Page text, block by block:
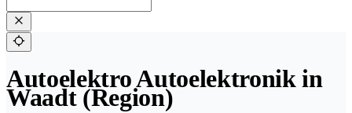
Autoelektro Autoelektronik in
Waadt (Region)